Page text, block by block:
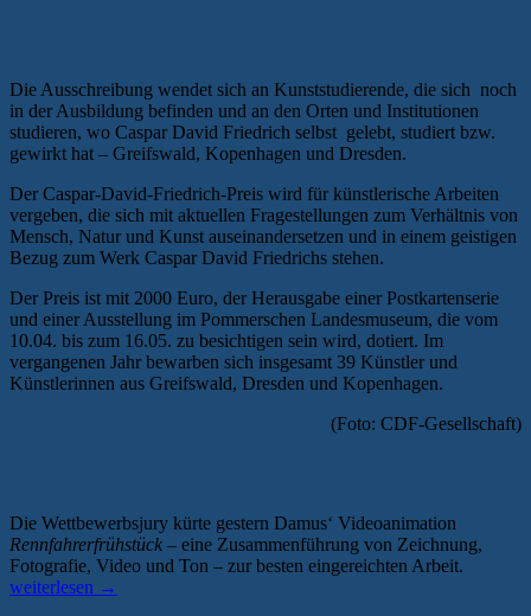
Die Ausschreibung wendet sich an Kunststudierende, die sich noch
in der Ausbildung befinden und an den Orten und Institutionen
studieren, wo Caspar David Friedrich selbst gelebt, studiert bzw.
gewirkt hat – Greifswald, Kopenhagen und Dresden.
Der Caspar-David-Friedrich-Preis wird für künstlerische Arbeiten
vergeben, die sich mit aktuellen Fragestellungen zum Verhältnis von
Mensch, Natur und Kunst auseinandersetzen und in einem geistigen
Bezug zum Werk Caspar David Friedrichs stehen.
Der Preis ist mit 2000 Euro, der Herausgabe einer Postkartenserie
und einer Ausstellung im Pommerschen Landesmuseum, die vom
10.04. bis zum 16.05. zu besichtigen sein wird, dotiert. Im
vergangenen Jahr bewarben sich insgesamt 39 Künstler und
Künstlerinnen aus Greifswald, Dresden und Kopenhagen.
(Foto: CDF-Gesellschaft)
Die Wettbewerbsjury kürte gestern Damus‘ Videoanimation
Rennfahrerfrühstück – eine Zusammenführung von Zeichnung,
Fotografie, Video und Ton – zur besten eingereichten Arbeit.
weiterlesen →